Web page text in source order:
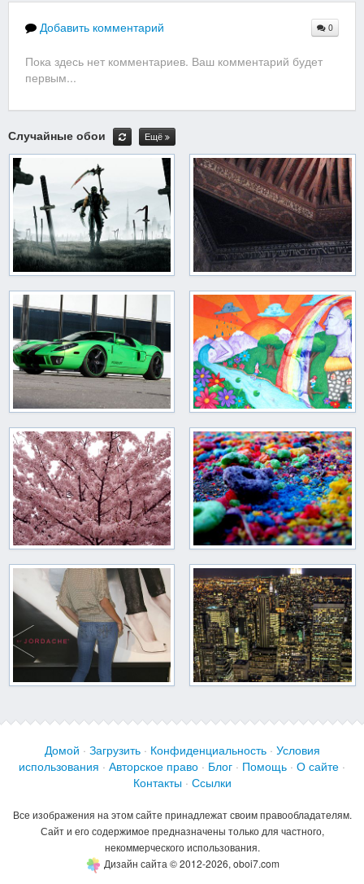
Добавить комментарий 0
Пока здесь нет комментариев. Ваш комментарий будет
первым...
Случайные обои Ещё
Домой · Загрузить · Конфиденциальность · Условия
использования · Авторское право · Блог · Помощь · О сайте ·
Контакты · Ссылки
Все изображения на этом сайте принадлежат своим правообладателям.
Сайт и его содержимое предназначены только для частного,
некоммерческого использования.
Дизайн сайта © 2012-2026, oboi7.com